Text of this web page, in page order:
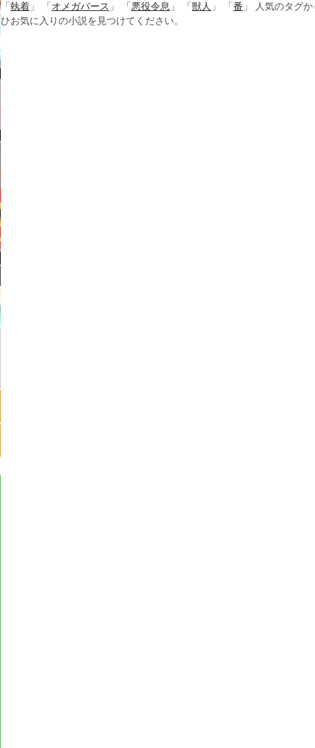
「 執着 」 「 オメガバース 」 「 悪役令息 」 「 獣人 」 「 番 」 人気のタグ
ひお気に入りの小説を見つけてください。